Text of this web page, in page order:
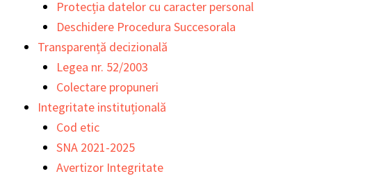
Protecția datelor cu caracter personal
Deschidere Procedura Succesorala
Transparență decizională
Legea nr. 52/2003
Colectare propuneri
Integritate instituțională
Cod etic
SNA 2021-2025
Avertizor Integritate